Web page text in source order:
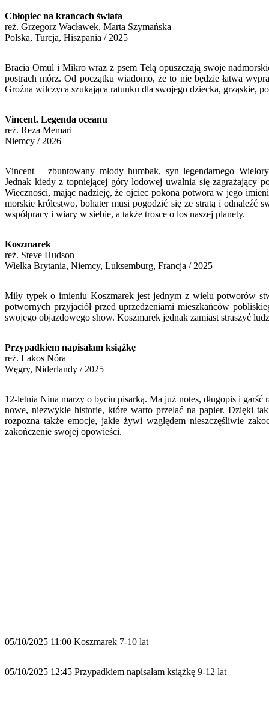
Chłopiec na krańcach świata
reż. Grzegorz Wacławek, Marta Szymańska
Polska, Turcja, Hiszpania / 2025
Bracia Omul i Mikro wraz z psem Telą opuszczają swoje
postrach mórz. Od początku wiadomo, że to nie będzie łatwa
Groźna wilczyca szukająca ratunku dla swojego dziecka, grząskie,
Vincent. Legenda oceanu
reż. Reza Memari
Niemcy / 2026
Vincent – zbuntowany młody humbak, syn legendarnego
Jednak kiedy z topniejącej góry lodowej uwalnia się zagrażający
Wieczności, mając nadzieję, że ojciec pokona potwora w jego
morskie królestwo, bohater musi pogodzić się ze stratą i odnaleźć
współpracy i wiary w siebie, a także trosce o los naszej planety.
Koszmarek
reż. Steve Hudson
Wielka Brytania, Niemcy, Luksemburg, Francja / 2025
Miły typek o imieniu Koszmarek jest jednym z wielu potworów
potwornych przyjaciół przed uprzedzeniami mieszkańców
swojego objazdowego show. Koszmarek jednak zamiast straszyć
Przypadkiem napisałam książkę
reż. Lakos Nóra
Węgry, Niderlandy / 2025
12-letnia Nina marzy o byciu pisarką. Ma już notes, długopis i
nowe, niezwykłe historie, które warto przelać na papier. Dzięki
rozpozna także emocje, jakie żywi względem nieszczęśliwie
zakończenie swojej opowieści.
05/10/2025 11:00 Koszmarek 7-10 lat
05/10/2025 12:45 Przypadkiem napisałam książkę 9-12 lat